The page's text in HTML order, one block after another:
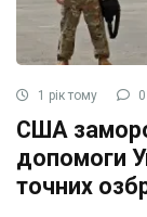
1 рік тому 0
США
допомоги
точних